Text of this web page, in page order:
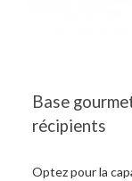
Base
récipients
Optez pour la